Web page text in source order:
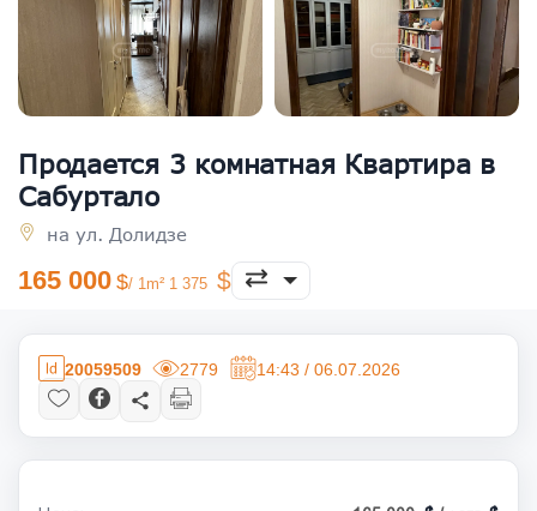
Продается 3 комнатная Квартира в
Сабуртало
на ул. Долидзе
165 000 / 1m² 1 375
20059509 2779 14:43 / 06.07.2026